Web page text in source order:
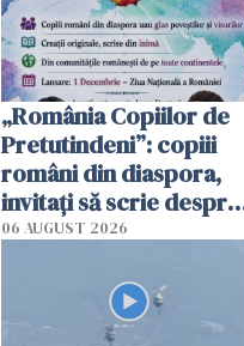
„România Copiilor de
Pretutindeni”: copiii
români din diaspora,
invitați să scrie despre
România într-un volum
06 AUGUST 2026